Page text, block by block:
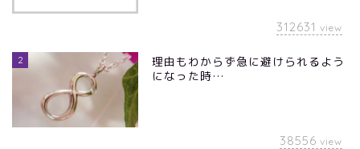
312631 view
2
理由もわからず急に避けられるよう
になった時…
38556 view